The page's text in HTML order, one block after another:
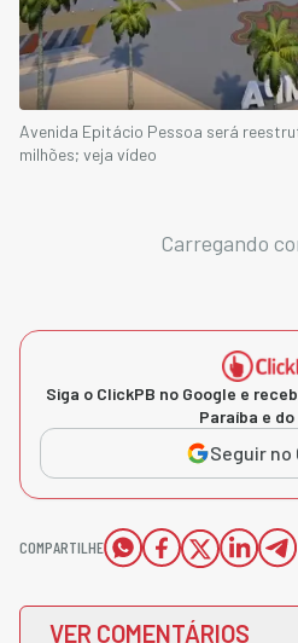
Avenida Epitácio Pessoa será
milhões; veja vídeo
Carregando
Siga o ClickPB no Google e
Paraíba e
Seguir no
COMPARTILHE
VER COMENTÁRIOS